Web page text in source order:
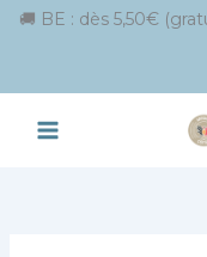
🚚 BE : dès 5,50€
au
contenu